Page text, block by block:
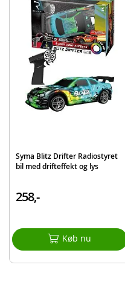
Fjernbetjening
Ladekabel (USB)
Detaljer:
Frekvens: 2.4 GHz
Rækkevidde: 25 meter
Flyvetid: ca. 5 minutter
Ladetid: ca. 60 minutter
Alder: fra 8 år
EAN
Syma Blitz Drifter Radiostyret
bil med drifteffekt og lys
258,-
Køb nu